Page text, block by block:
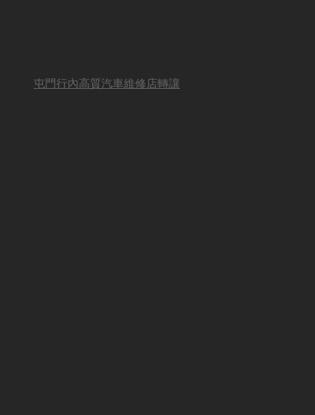
屯門行內高質汽車維修店轉讓